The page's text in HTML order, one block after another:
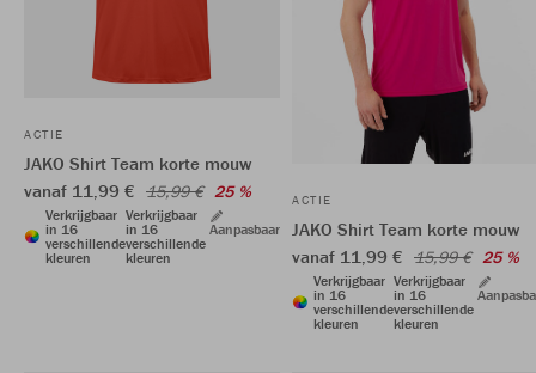
ACTIE
JAKO Shirt Team korte mouw
vanaf 11,99 € 15,99 € 25 %
Verkrijgbaar
in 16
verschillende
kleuren
Verkrijgbaar
in 16
verschillende
kleuren
Aanpasbaar
ACTIE
JAKO Shirt Team korte mouw
vanaf 11,99 € 15,99 € 25 %
Verkrijgbaar
in 16
verschillende
kleuren
Verkrijgbaar
in 16
verschillende
kleuren